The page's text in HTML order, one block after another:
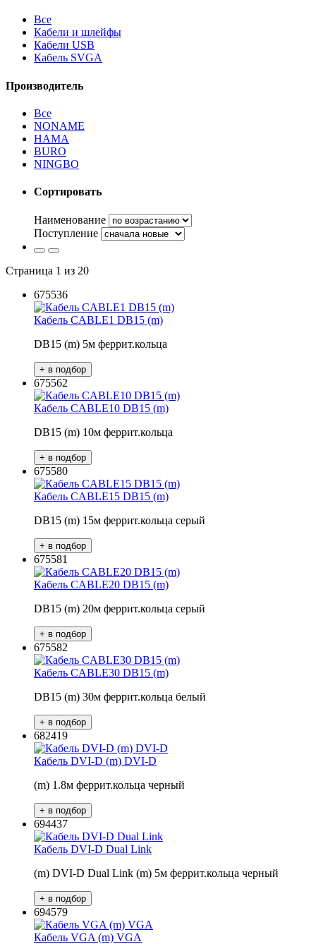
Все
Кабели и шлейфы
Кабели USB
Кабель SVGA
Производитель
Все
NONAME
HAMA
BURO
NINGBO
Сортировать
Наименование
Поступление
Страница 1 из 20
675536
Кабель CABLE1 DB15 (m)
DB15 (m) 5м феррит.кольца
675562
Кабель CABLE10 DB15 (m)
DB15 (m) 10м феррит.кольца
675580
Кабель CABLE15 DB15 (m)
DB15 (m) 15м феррит.кольца серый
675581
Кабель CABLE20 DB15 (m)
DB15 (m) 20м феррит.кольца серый
675582
Кабель CABLE30 DB15 (m)
DB15 (m) 30м феррит.кольца белый
682419
Кабель DVI-D (m) DVI-D
(m) 1.8м феррит.кольца черный
694437
Кабель DVI-D Dual Link
(m) DVI-D Dual Link (m) 5м феррит.кольца черный
694579
Кабель VGA (m) VGA